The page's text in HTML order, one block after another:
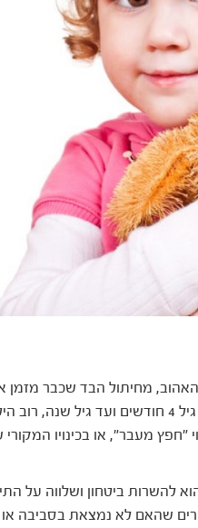
מחיתול הבד שכבר מזמן
חפץ אהוב אחר, דעו שאתם לא לבד. בסביבות גיל 4
"חפץ מעבר", או בכינויו
להשרות ביטחון ושלווה על
שהאם לא נמצאת בסביבה